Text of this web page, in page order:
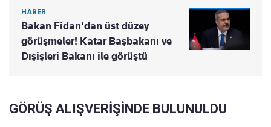
HABER
Bakan Fidan'dan üst düzey
görüşmeler! Katar Başbakanı ve
Dışişleri Bakanı ile görüştü
GÖRÜŞ ALIŞVERİŞİNDE BULUNULDU